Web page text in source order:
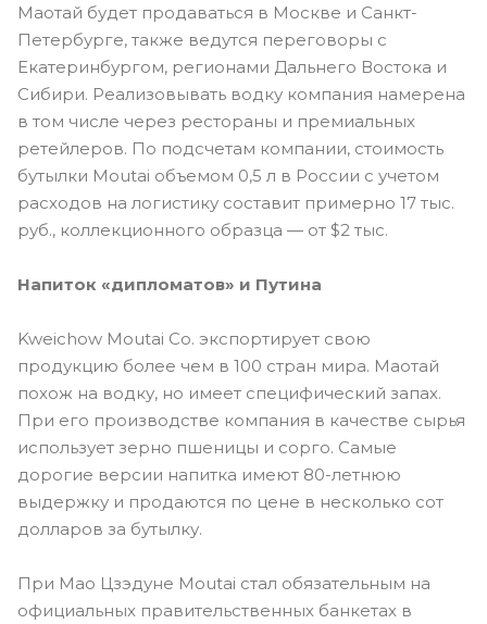
Маотай будет продаваться в Москве и Санкт-
Петербурге, также ведутся переговоры с
Екатеринбургом, регионами Дальнего Востока и
Сибири. Реализовывать водку компания намерена
в том числе через рестораны и премиальных
ретейлеров. По подсчетам компании, стоимость
бутылки Moutai объемом 0,5 л в России с учетом
расходов на логистику составит примерно 17 тыс.
руб., коллекционного образца — от $2 тыс.
Напиток «дипломатов» и Путина
Kweichow Moutai Co. экспортирует свою
продукцию более чем в 100 стран мира. Маотай
похож на водку, но имеет специфический запах.
При его производстве компания в качестве сырья
использует зерно пшеницы и сорго. Самые
дорогие версии напитка имеют 80-летнюю
выдержку и продаются по цене в несколько сот
долларов за бутылку.
При Мао Цзэдуне ​Moutai стал обязательным на
официальных правительственных банкетах в